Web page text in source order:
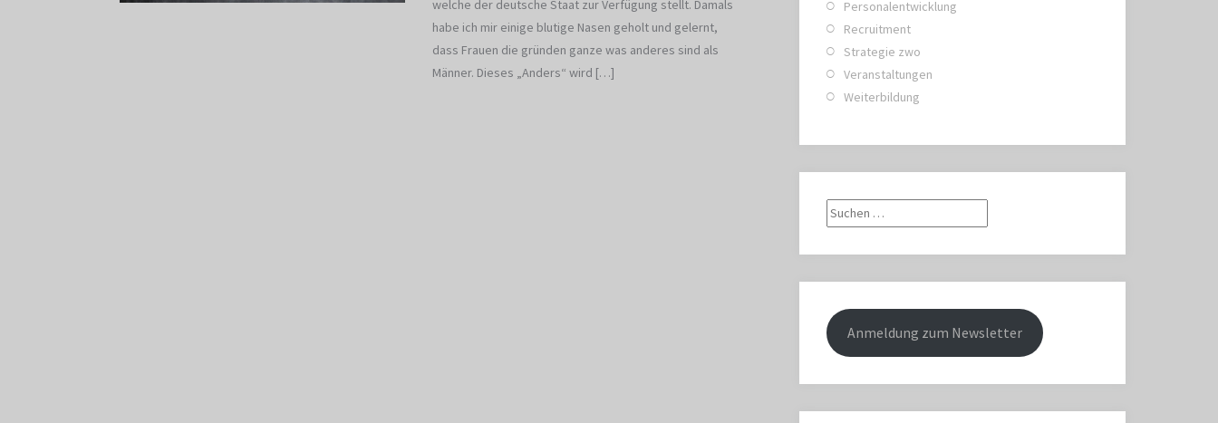
welche der deutsche Staat zur Verfügung stellt. Damals
habe ich mir einige blutige Nasen geholt und gelernt,
dass Frauen die gründen ganze was anderes sind als
Männer. Dieses „Anders“ wird […]
Personalentwicklung
Recruitment
Strategie zwo
Veranstaltungen
Weiterbildung
Suche
nach:
Anmeldung zum Newsletter